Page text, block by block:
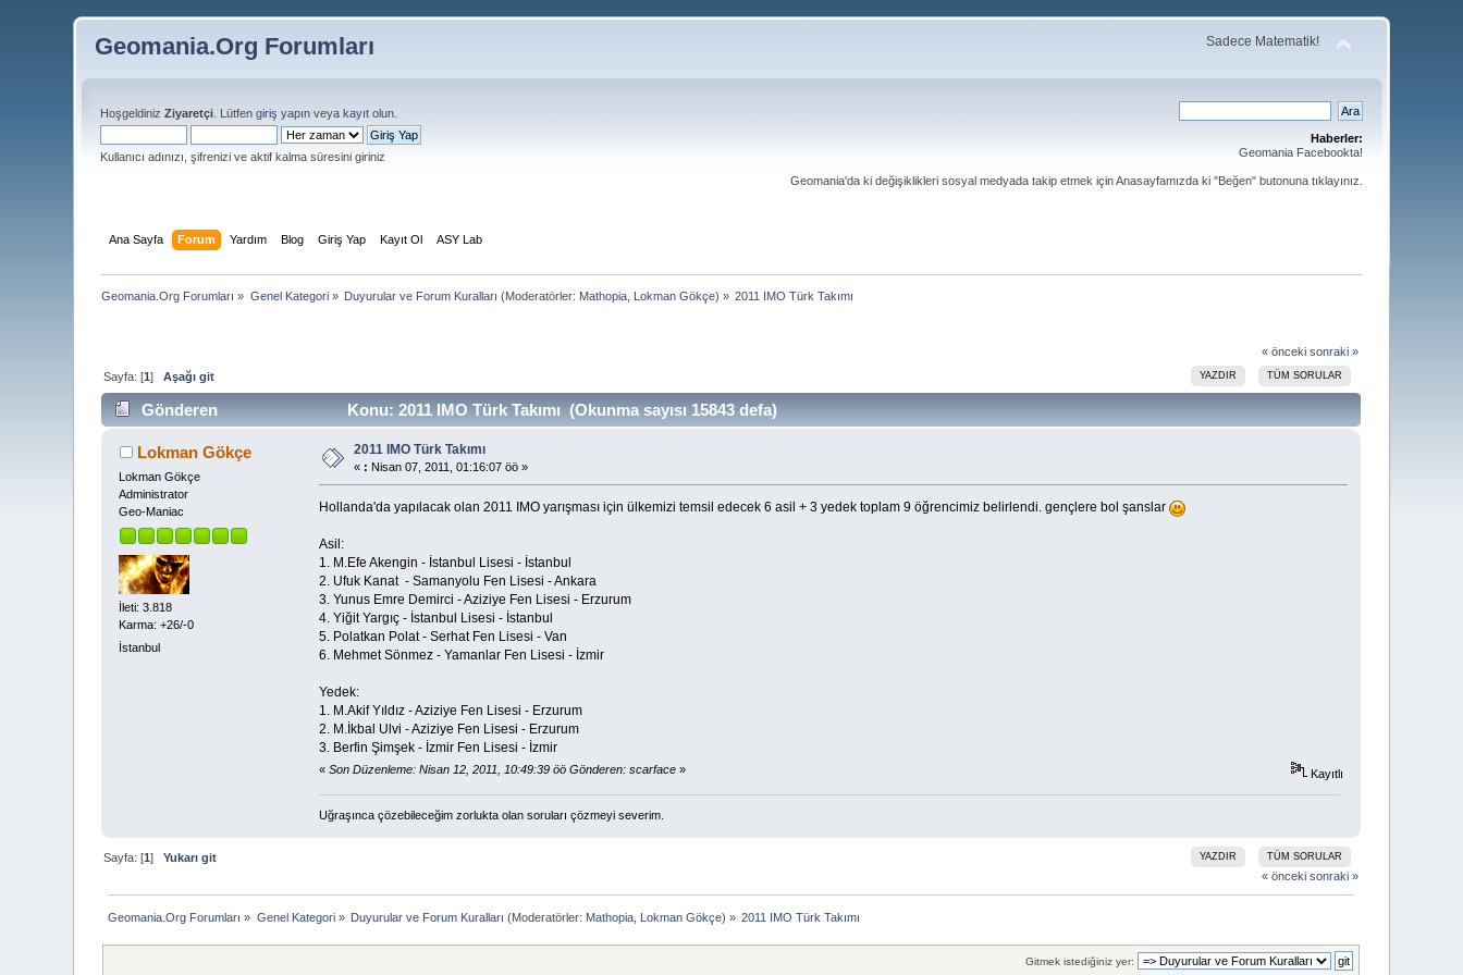
Geomania.Org Forumları Sadece Matematik!
HoşgeldinizZiyaretçi . Lütfengiriş yapın veyakayıt olun
Kullanıcı adınızı, şifrenizi ve aktif kalma süresini giriniz
Haberler:
Geomania Facebookta!
Geomania'da ki değişiklikleri sosyal medyada takip etmek için Anasayfamızda ki "Beğen" butonuna tıklayınız.
Ana Sayfa Forum Yardım Blog Giriş Yap Kayıt Ol ASY Lab
Geomania.Org Forumları » Genel Kategori» Duyurular ve Forum Kuralları (Moderatörler: Mathopia Lokman Gökçe) » 2011 IMO Türk Takımı
« önceki sonraki »
YAZDIR TÜM SORULAR
Sayfa: [1]Aşağı git
Gönderen Konu: 2011 IMO Türk Takımı (Okunma sayısı 15843 defa)
Lokman Gökçe
Lokman Gökçe
Administrator
Geo-Maniac
İleti: 3.818
Karma: +26/-0
İstanbul
2011 IMO Türk Takımı
« : Nisan 07, 2011, 01:16:07 öö »
Hollanda'da yapılacak olan 2011 IMO yarışması için ülkemizi temsil edecek 6 asil + 3 yedek toplam 9 öğrencimiz belirlendi. gençlere bol şanslar
Asil:
1. M.Efe Akengin - İstanbul Lisesi - İstanbul
2. Ufuk Kanat - Samanyolu Fen Lisesi - Ankara
3. Yunus Emre Demirci - Aziziye Fen Lisesi - Erzurum
4. Yiğit Yargıç - İstanbul Lisesi - İstanbul
5. Polatkan Polat - Serhat Fen Lisesi - Van
6. Mehmet Sönmez - Yamanlar Fen Lisesi - İzmir
Yedek:
1. M.Akif Yıldız - Aziziye Fen Lisesi - Erzurum
2. M.İkbal Ulvi - Aziziye Fen Lisesi - Erzurum
3. Berfin Şimşek - İzmir Fen Lisesi - İzmir
« Son Düzenleme: Nisan 12, 2011, 10:49:39 öö Gönderen: scarface» Kayıtlı
Uğraşınca çözebileceğim zorlukta olan soruları çözmeyi severim.
YAZDIR TÜM SORULAR
Sayfa: [1]Yukarı git
« önceki sonraki »
Geomania.Org Forumları » Genel Kategori» Duyurular ve Forum Kuralları (Moderatörler: Mathopia Lokman Gökçe) » 2011 IMO Türk Takımı
Gitmek istediğiniz yer: